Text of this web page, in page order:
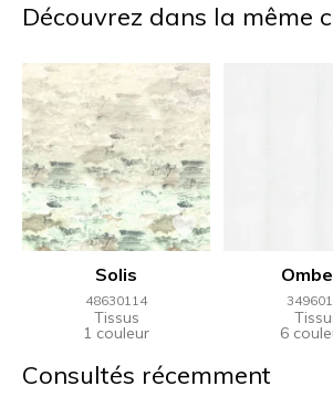
Découvrez dans la même
Solis
48630114
Tissus
1 couleur 6
Consultés récemment